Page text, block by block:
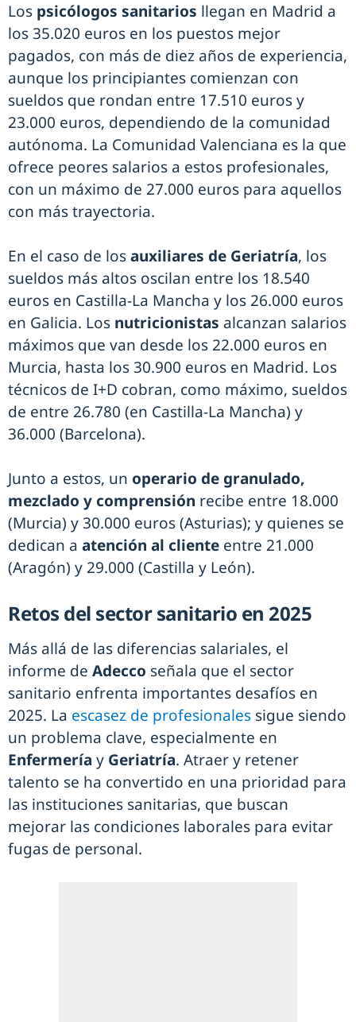
Los psicólogos sanitarios llegan en Madrid a
los 35.020 euros en los puestos mejor
pagados, con más de diez años de experiencia,
aunque los principiantes comienzan con
sueldos que rondan entre 17.510 euros y
23.000 euros, dependiendo de la comunidad
autónoma. La Comunidad Valenciana es la que
ofrece peores salarios a estos profesionales,
con un máximo de 27.000 euros para aquellos
con más trayectoria.
En el caso de losauxiliares de Geriatría, los
sueldos más altos oscilan entre los 18.540
euros en Castilla-La Mancha y los 26.000 euros
en Galicia. Los nutricionistas alcanzan salarios
máximos que van desde los 22.000 euros en
Murcia, hasta los 30.900 euros en Madrid. Los
técnicos de I+D cobran, como máximo, sueldos
de entre 26.780 (en Castilla-La Mancha) y
36.000 (Barcelona).
Junto a estos, un operario de granulado,
mezclado y comprensión recibe entre 18.000
(Murcia) y 30.000 euros (Asturias); y quienes se
dedican a atención al cliente entre 21.000
(Aragón) y 29.000 (Castilla y León).
Retos del sector sanitario en 2025
Más allá de las diferencias salariales, el
informe de Adecco señala que el sector
sanitario enfrenta importantes desafíos en
2025. La escasez de profesionales sigue siendo
un problema clave, especialmente en
Enfermería y Geriatría. Atraer y retener
talento se ha convertido en una prioridad para
las instituciones sanitarias, que buscan
mejorar las condiciones laborales para evitar
fugas de personal.